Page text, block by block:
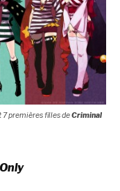
7 premières filles deCriminal